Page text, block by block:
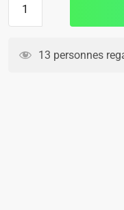
Bresil
13 personnes